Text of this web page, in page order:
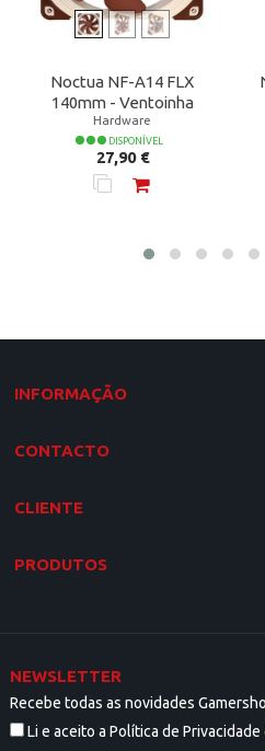
Noctua NF-A14 FLX
140mm - Ventoinha
Hardware
DISPONÍVEL
Preço
27,90 €
INFORMAÇÃO
CONTACTO
CLIENTE
PRODUTOS
NEWSLETTER
Recebe todas as novidades
Li e aceito a Política de Privacidade